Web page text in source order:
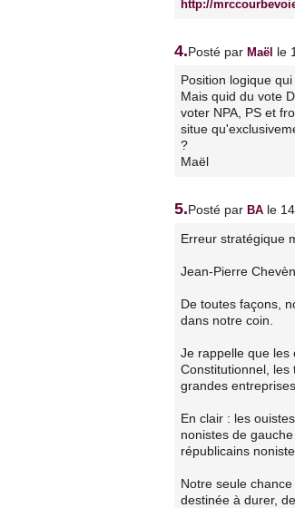
http://
4.Posté par Maël le
Position logique
Mais quid du vote
voter NPA, PS et
situe
?
Maël
5.Posté par BA le
Erreur stratégique
Jean-Pierre
De toutes façons,
dans notre coin.
Je rappelle que les
Constitutionnel,
grandes
En clair : les
nonistes de
républicains
Notre seule
destinée à durer,